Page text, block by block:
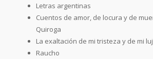
Letras argentinas
Cuentos de amor, de locura y de
Quiroga
La exaltación de mi tristeza y de mi
Raucho